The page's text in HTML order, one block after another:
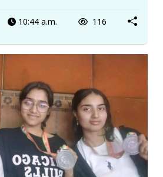
10:44 a.m. 116